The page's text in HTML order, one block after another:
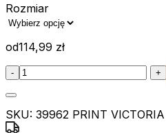
Rozmiar
od114,99 zł
:product_name quantity
- +
SKU: 39962 PRINT VICTORIA